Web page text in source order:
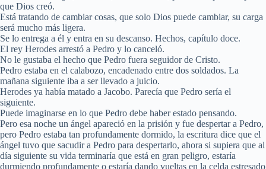
que Dios creó.
Está tratando de cambiar cosas, que solo Dios puede cambiar, su carga
será mucho más ligera.
Se lo entrega a él y entra en su descanso. Hechos, capítulo doce.
El rey Herodes arrestó a Pedro y lo canceló.
No le gustaba el hecho que Pedro fuera seguidor de Cristo.
Pedro estaba en el calabozo, encadenado entre dos soldados. La
mañana siguiente iba a ser llevado a juicio.
Herodes ya había matado a Jacobo. Parecía que Pedro sería el
siguiente.
Puede imaginarse en lo que Pedro debe haber estado pensando.
Pero esa noche un ángel apareció en la prisión y fue despertar a Pedro,
pero Pedro estaba tan profundamente dormido, la escritura dice que el
ángel tuvo que sacudir a Pedro para despertarlo, ahora si supiera que al
día siguiente su vida terminaría que está en gran peligro, estaría
durmiendo profundamente o estaría dando vueltas en la celda estresado